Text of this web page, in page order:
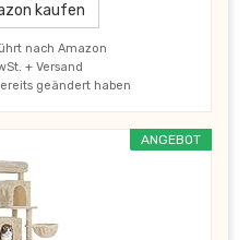
kaufen
nach Amazon
+ Versand
geändert haben
ANGEBOT